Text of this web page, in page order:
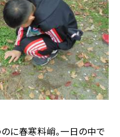
のに春寒料峭。一日の中で